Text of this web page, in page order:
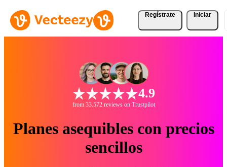
Regístrate Iniciar
4.9
from 33.572 reviews on Trustpilot
Planes asequibles con precios
sencillos